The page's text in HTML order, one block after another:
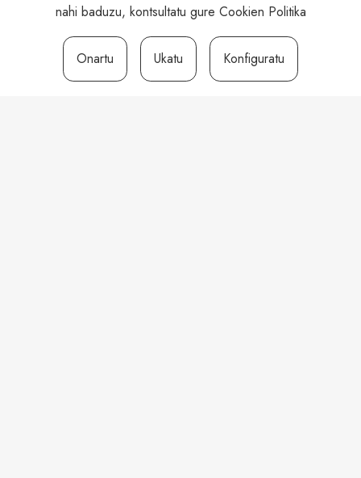
nahi baduzu, kontsultatu gure Cookien Politika
Onartu Ukatu Konfiguratu